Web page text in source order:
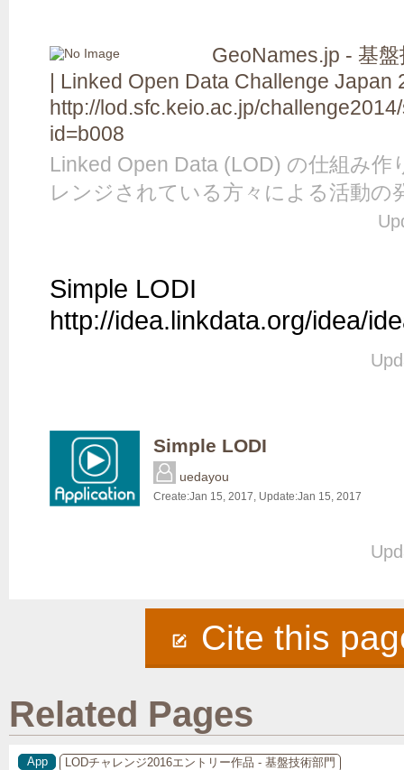
GeoNames.jp - 基
| Linked Open Data Challenge Japan
http://lod.sfc.keio.ac.jp/
id=b008
Linked Open Data (LOD) の仕組み
レンジされている方々による活動の
Simple LODI
http://idea.linkdata.org/idea/
Simple LODI
uedayou
Create:Jan 15, 2017, Update:Jan 15, 2017
Cite this
Related Pages
App LODチャレンジ2016エントリー作品 - 基盤技術部門